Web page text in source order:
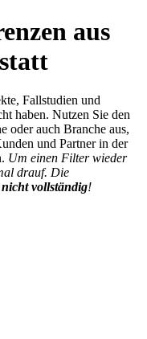
aus
Fallstudien und
haben. Nutzen Sie den
oder auch Branche aus,
und Partner in der
Um einen Filter wieder
drauf. Die
vollständig!